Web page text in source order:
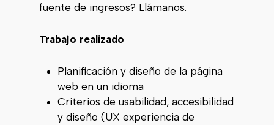
fuente de ingresos? Llámanos.
Trabajo realizado
Planificación y diseño de la página
web en un idioma
Criterios de usabilidad, accesibilidad
y diseño (UX experiencia de